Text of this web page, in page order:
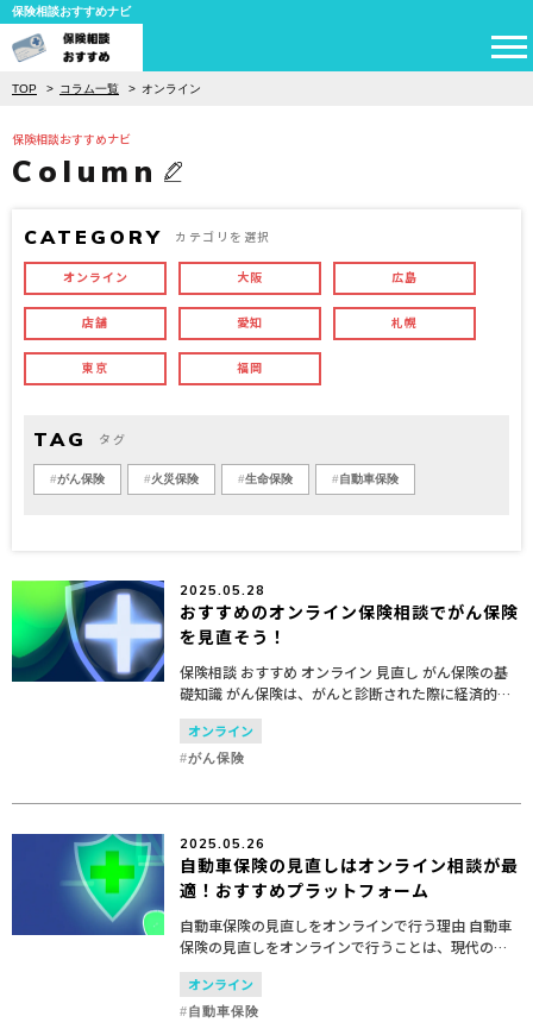
保険相談おすすめナビ
TOP コラム一覧 オンライン
保険相談おすすめナビ
Column
CATEGORY カテゴリを選択
オンライン 大阪 広島
店舗 愛知 札幌
東京 福岡
TAG タグ
がん保険 火災保険 生命保険 自動車保険
2025.05.28
おすすめのオンライン保険相談でがん保険
を見直そう！
保険相談 おすすめ オンライン 見直し がん保険の基
礎知識 がん保険は、がんと診断された際に経済的な
支援を提供するための保険です。近年、がんの罹患
率が増加しており、がん保険の重要性が高まってい
ます。こ...
オンライン
がん保険
2025.05.26
自動車保険の見直しはオンライン相談が最
適！おすすめプラットフォーム
自動車保険の見直しをオンラインで行う理由 自動車
保険の見直しをオンラインで行うことは、現代のラ
イフスタイルにおいて多くの利点を提供します。特
に、対面での保険相談と比較して、オンラインでの
手続きは以下の...
オンライン
自動車保険